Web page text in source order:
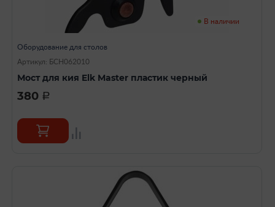
В наличии
Оборудование для столов
Артикул: БСН062010
Мост для кия Elk Master пластик черный
380 a